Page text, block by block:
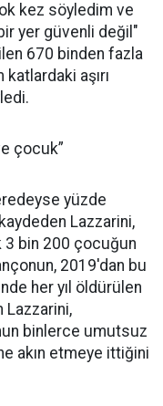
kez söyledim ve
yer güvenli değil"
670 binden fazla
aşırı
çocuk”
yüzde
Lazzarini,
3 bin 200 çocuğun
2019'dan bu
her yıl öldürülen
Lazzarini,
binlerce umutsuz
akın etmeye ittiğini